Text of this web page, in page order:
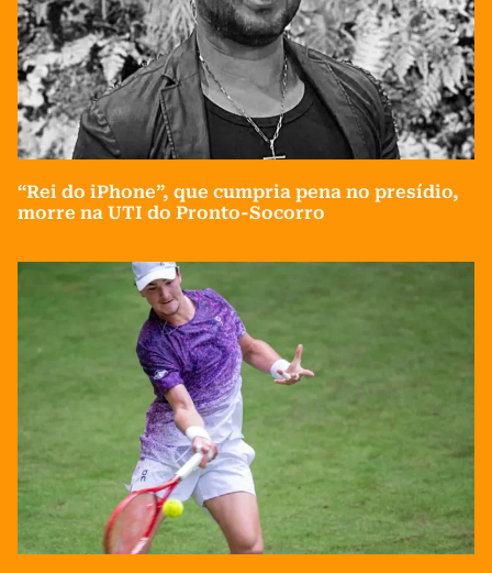
“Rei do iPhone”, que cumpria pena no presídio,
morre na UTI do Pronto-Socorro